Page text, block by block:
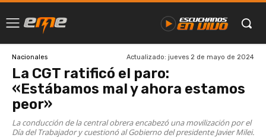
Nacionales Actualizado: jueves 2 de mayo de 2024
La CGT ratificó el paro:
«Estábamos mal y ahora estamos
peor»
La conducción de la central obrera encabezó una movilización por el
Día del Trabajador y cuestionó al Gobierno del presidente Javier Milei.